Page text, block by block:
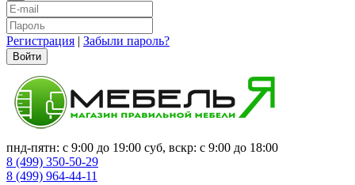
Регистрация | Забыли пароль?
Войти
пнд-пятн: с 9:00 до 19:00 суб, вскр: с 9:00 до 18:00
8 (499) 350-50-29
8 (499) 964-44-11